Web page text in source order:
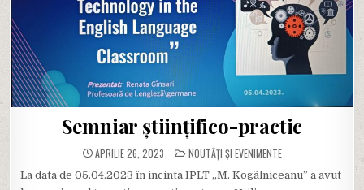
Semniar științifico-practic
APRILIE 26, 2023 POSTED
IN
NOUTĂȚI ȘI EVENIMENTE
La data de 05.04.2023 în incinta IPLT ,,M. Kogãlniceanu” a avut